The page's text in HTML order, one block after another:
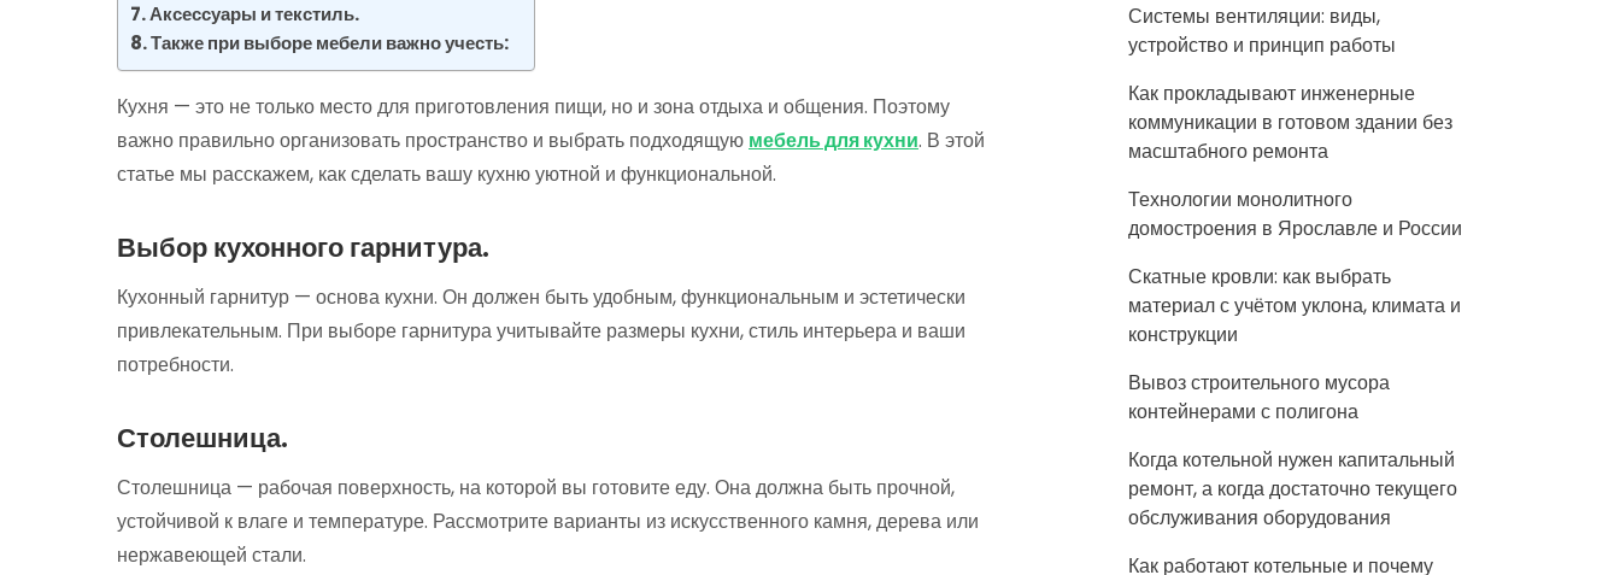
Аксессуары и текстиль.
Также при выборе мебели важно учесть:
Кухня — это не только место для приготовления пищи, но и зона отдыха и общения. Поэтому
важно правильно организовать пространство и выбрать подходящую мебель для кухни. В этой
статье мы расскажем, как сделать вашу кухню уютной и функциональной.
Выбор кухонного гарнитура.
Кухонный гарнитур — основа кухни. Он должен быть удобным, функциональным и эстетически
привлекательным. При выборе гарнитура учитывайте размеры кухни, стиль интерьера и ваши
потребности.
Столешница.
Столешница — рабочая поверхность, на которой вы готовите еду. Она должна быть прочной,
устойчивой к влаге и температуре. Рассмотрите варианты из искусственного камня, дерева или
нержавеющей стали.
Системы вентиляции: виды,
устройство и принцип работы
Как прокладывают инженерные
коммуникации в готовом здании без
масштабного ремонта
Технологии монолитного
домостроения в Ярославле и России
Скатные кровли: как выбрать
материал с учётом уклона, климата и
конструкции
Вывоз строительного мусора
контейнерами с полигона
Когда котельной нужен капитальный
ремонт, а когда достаточно текущего
обслуживания оборудования
Как работают котельные и почему